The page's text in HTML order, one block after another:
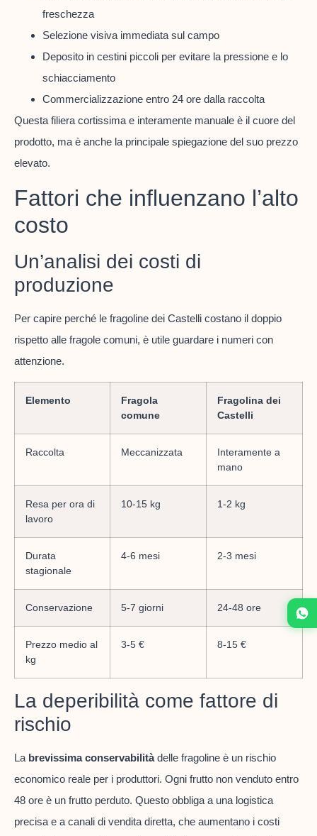
freschezza
Selezione visiva immediata sul campo
Deposito in cestini piccoli per evitare la pressione e lo
schiacciamento
Commercializzazione entro 24 ore dalla raccolta
Questa filiera cortissima e interamente manuale è il cuore del
prodotto, ma è anche la principale spiegazione del suo prezzo
elevato.
Fattori che influenzano l’alto
costo
Un’analisi dei costi di
produzione
Per capire perché le fragoline dei Castelli costano il doppio
rispetto alle fragole comuni, è utile guardare i numeri con
attenzione.
Elemento
Fragola
comune
Fragolina dei
Castelli
Raccolta Meccanizzata
Interamente a
mano
Resa per ora di
lavoro
10-15 kg 1-2 kg
Durata
stagionale
4-6 mesi 2-3 mesi
Conservazione 5-7 giorni 24-48 ore
Prezzo medio al
kg
3-5 € 8-15 €
La deperibilità come fattore di
rischio
La brevissima conservabilitàdelle fragoline è un rischio
economico reale per i produttori. Ogni frutto non venduto entro
48 ore è un frutto perduto. Questo obbliga a una logistica
precisa e a canali di vendita diretta, che aumentano i costi